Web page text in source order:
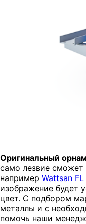
Оригинальный
само лезвие сможет
например Wattsan FL
изображение будет
цвет. С подбором
металлы и с
помочь наши